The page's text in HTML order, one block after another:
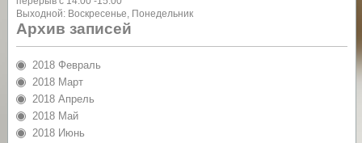
Выходной: Воскресенье, Понедельник
Архив записей
2018 Февраль
2018 Март
2018 Апрель
2018 Май
2018 Июнь